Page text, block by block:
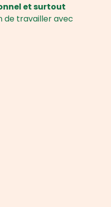
et surtout
de travailler avec